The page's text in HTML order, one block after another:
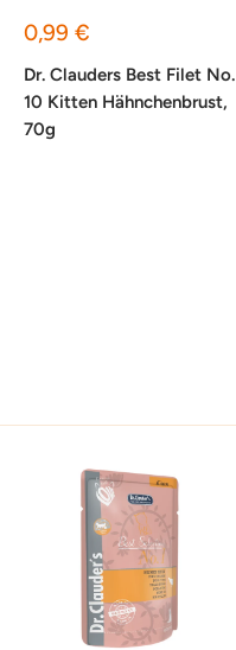
Sonderpreis
0,99 €
Dr. Clauders Best Filet No.
10 Kitten Hähnchenbrust,
70g